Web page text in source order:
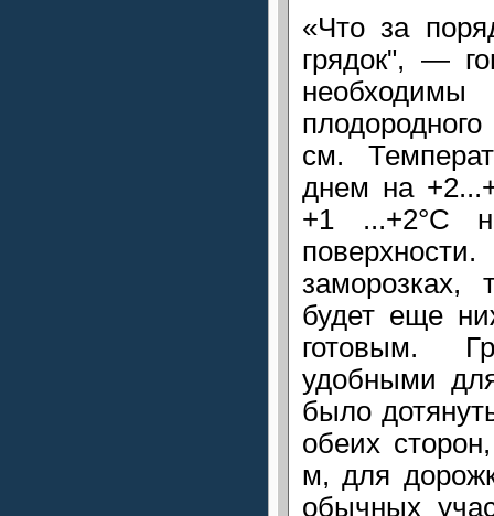
«Что за
грядок", —
см.
днем на
+1 ...+2°С
заморозках,
будет еще
готовым.
удобными
было
обеих
м, для
обычных